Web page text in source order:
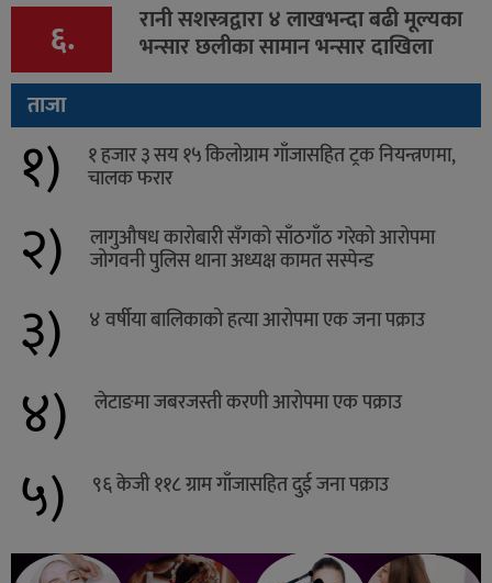
६. रानी सशस्त्रद्वारा ४ लाखभन्दा बढी मूल्यका
भन्सार छलीका सामान भन्सार दाखिला
ताजा
१) १ हजार ३ सय १५ किलोग्राम गाँजासहित ट्रक नियन्त्रणमा,
चालक फरार
२) लागुऔषध कारोबारी सँगको साँठगाँठ गरेको आरोपमा
जोगवनी पुलिस थाना अध्यक्ष कामत सस्पेन्ड
३) ४ वर्षीया बालिकाको हत्या आरोपमा एक जना पक्राउ
४) लेटाङमा जबरजस्ती करणी आरोपमा एक पक्राउ
५) ९६ केजी ११८ ग्राम गाँजासहित दुई जना पक्राउ